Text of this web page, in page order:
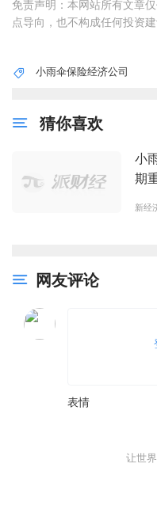
免责声明：本网站所有文章
点导向，也不构成任何投资建
小雨伞保险经济公司
猜你喜欢
小
期
新经
网友评论
表情
让世